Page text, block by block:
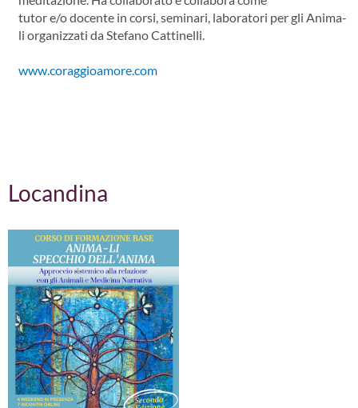
tutor e/o docente in corsi, seminari, laboratori per gli Anima-
li organizzati da Stefano Cattinelli.
www.coraggioamore.com
Locandina